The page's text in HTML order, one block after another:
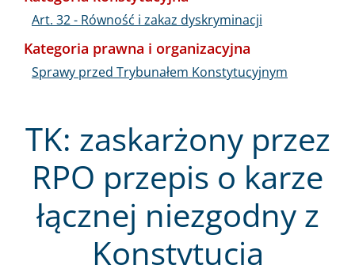
TK: zaskarżony przez
RPO przepis o karze
łącznej niezgodny z
Konstytucją
Art. 32 - Równość i zakaz dyskryminacji
Kategoria prawna i organizacyjna
Sprawy przed Trybunałem Konstytucyjnym